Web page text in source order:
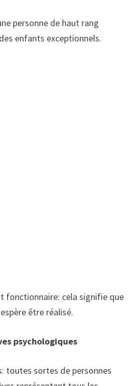
personne de haut rang
enfants exceptionnels.
fonctionnaire: cela signifie que
être réalisé.
psychologiques
toutes sortes de personnes